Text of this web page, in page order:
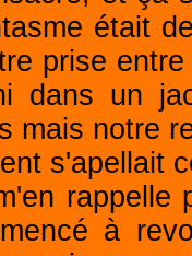
était
prise
dans un
mais notre
s'apellait
rappelle
à